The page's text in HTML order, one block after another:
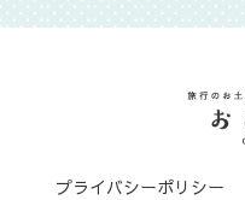
プライバシーポリシー